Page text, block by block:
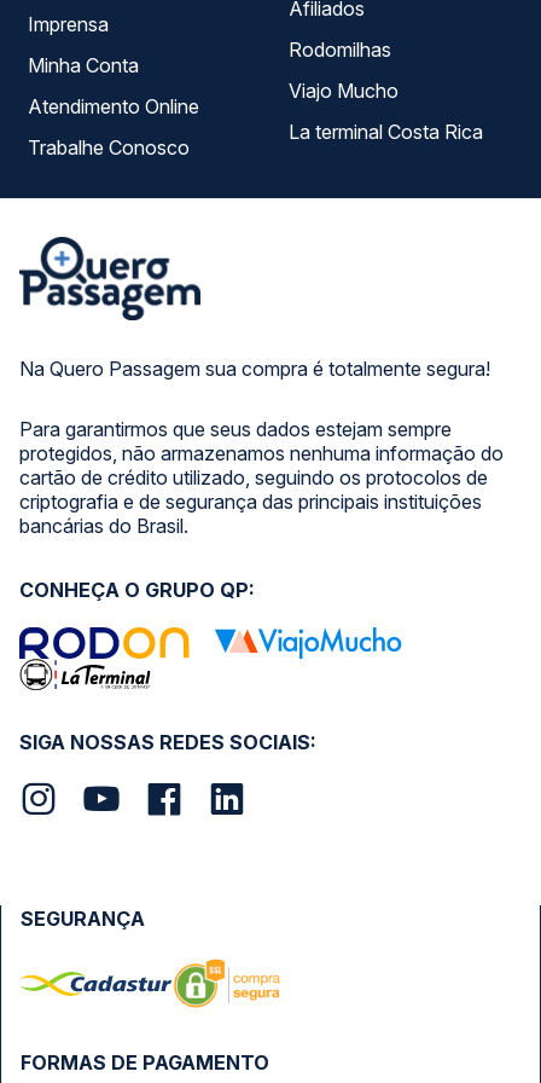
Na Quero Passagem sua compra é totalmente segura!
Para garantirmos que seus dados estejam sempre
protegidos, não armazenamos nenhuma informação do
cartão de crédito utilizado, seguindo os protocolos de
criptografia e de segurança das principais instituições
bancárias do Brasil.
Imprensa
Minha Conta
Atendimento Online
Trabalhe Conosco
Afiliados
Rodomilhas
Viajo Mucho
La terminal Costa Rica
SIGA NOSSAS REDES SOCIAIS:
CONHEÇA O GRUPO QP:
FORMAS DE PAGAMENTO
SEGURANÇA